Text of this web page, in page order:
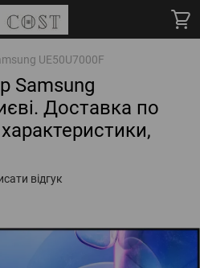
UE50U7000F
Samsung
Доставка по
характеристики,
відгук